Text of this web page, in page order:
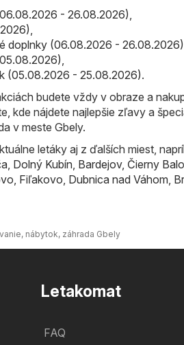
- 26.08.2026)
doplnky (06.08.2026 - 26.08.2026)
(05.08.2026 - 25.08.2026).
budete vždy v obraze a
kde nájdete najlepšie zľavy a
v meste Gbely.
letáky aj z ďalších miest,
Dolný Kubín Bardejov, Čierny
Fiľakovo Dubnica nad Váhom
nábytok, záhrada Gbely
Letakomat
FAQ